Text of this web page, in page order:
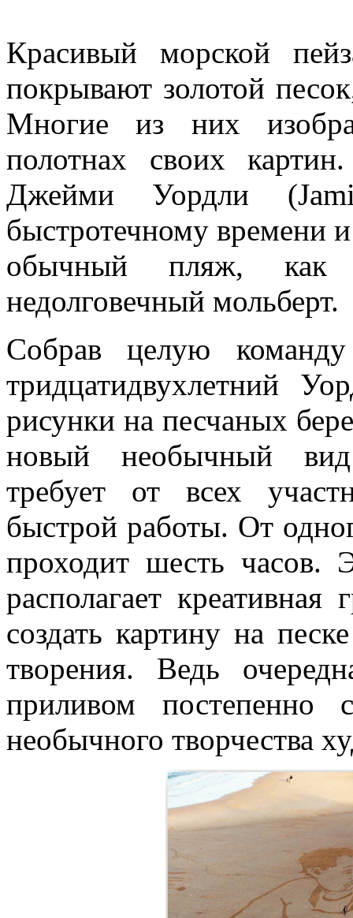
Красивый морской
покрывают золотой
Многие из них
полотнах своих
Джейми Уордли
быстротечному времени и
обычный пляж,
недолговечный мольберт.
Собрав целую
тридцатидвухлетний
рисунки на песчаных
новый необычный вид
требует от всех
быстрой работы. От
проходит шесть часов.
располагает
создать картину на
творения. Ведь
приливом
необычного творчества